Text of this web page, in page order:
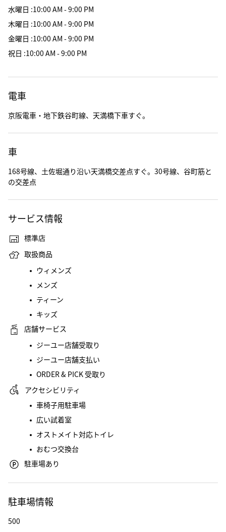
水曜日 :10:00 AM - 9:00 PM
木曜日 :10:00 AM - 9:00 PM
金曜日 :10:00 AM - 9:00 PM
祝日 :10:00 AM - 9:00 PM
電車
京阪電車・地下鉄谷町線、天満橋下車すぐ。
車
168号線、土佐堀通り沿い天満橋交差点すぐ。30号線、谷町筋と
の交差点
サービス情報
標準店
取扱商品
ウィメンズ
メンズ
ティーン
キッズ
店舗サービス
ジーユー店舗受取り
ジーユー店舗支払い
ORDER & PICK 受取り
アクセシビリティ
車椅子用駐車場
広い試着室
オストメイト対応トイレ
おむつ交換台
駐車場あり
駐車場情報
500